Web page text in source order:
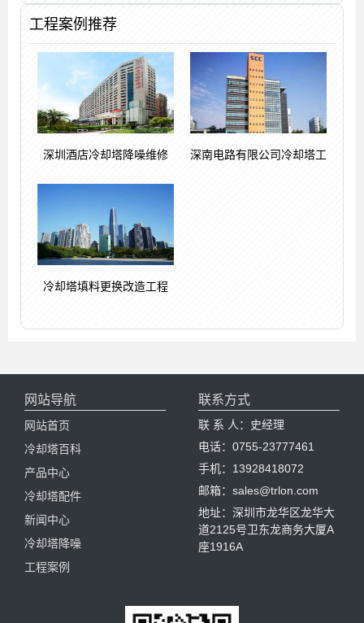
工程案例推荐
深圳酒店冷却塔降噪维修 深南电路有限公司冷却塔工
冷却塔填料更换改造工程
网站导航
网站首页
冷却塔百科
产品中心
冷却塔配件
新闻中心
冷却塔降噪
工程案例
联系方式
联 系 人：史经理
电话：0755-23777461
手机：13928418072
邮箱：sales@trlon.com
地址：深圳市龙华区龙华大
道2125号卫东龙商务大厦A
座1916A